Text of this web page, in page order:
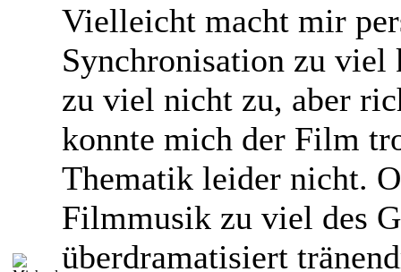
Vielleicht macht mir
Synchronisation zu viel
zu viel nicht zu, aber
konnte mich der Film
Thematik leider nicht.
Filmmusik zu viel des
überdramatisiert